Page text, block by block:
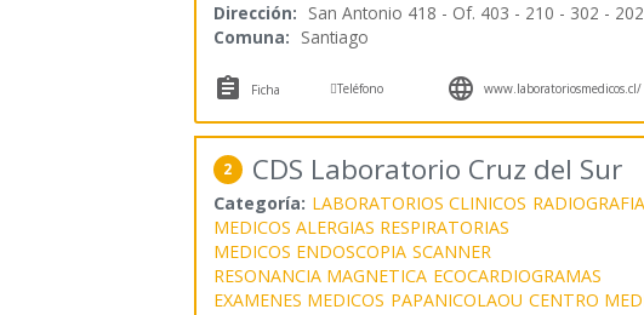
Dirección: San Antonio 418 - Of. 403 - 210 - 302 -
Comuna: Santiago
 Ficha Teléfono  www.laboratoriosmedicos.cl/
2 CDS Laboratorio Cruz del Sur
Categoría: LABORATORIOS CLINICOS
MEDICOS ALERGIAS RESPIRATORIAS
MEDICOS ENDOSCOPIA SCANNER
RESONANCIA MAGNETICA ECOCARDIOGRAMAS
EXAMENES MEDICOS PAPANICOLAOU CENTRO